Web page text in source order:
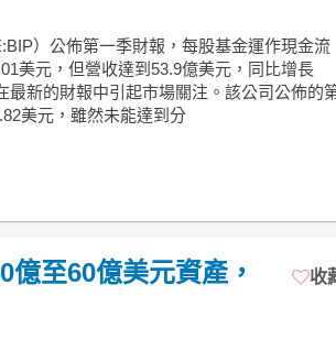
）公佈第一季財報，每股基金運作現金流
美元，但營收達到53.9億美元，同比增長
最新的財報中引起市場關注。該公司公佈的
美元，雖然未能達到分
至60億美元資產，
收